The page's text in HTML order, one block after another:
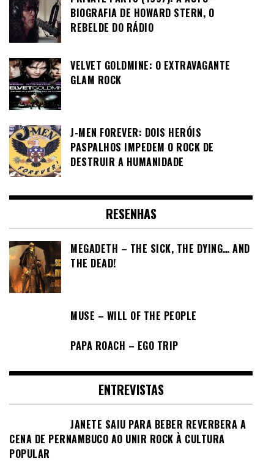
BIOGRAFIA DE HOWARD STERN, O
REBELDE DO RÁDIO
VELVET GOLDMINE: O EXTRAVAGANTE
GLAM ROCK
J-MEN FOREVER: DOIS HERÓIS
PASPALHOS IMPEDEM O ROCK DE
DESTRUIR A HUMANIDADE
RESENHAS
MEGADETH – THE SICK, THE DYING… AND
THE DEAD!
MUSE – WILL OF THE PEOPLE
PAPA ROACH – EGO TRIP
ENTREVISTAS
JANETE SAIU PARA BEBER REVERBERA A
CENA DE PERNAMBUCO AO UNIR ROCK À CULTURA
POPULAR